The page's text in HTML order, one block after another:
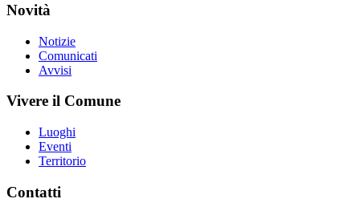
Novità
Notizie
Comunicati
Avvisi
Vivere il Comune
Luoghi
Eventi
Territorio
Contatti